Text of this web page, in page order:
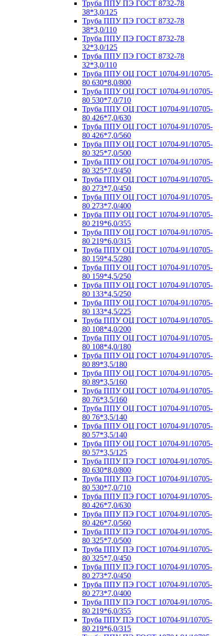
Труба ППУ ПЭ ГОСТ 8732-78
38*3,0/125
Труба ППУ ПЭ ГОСТ 8732-78
38*3,0/110
Труба ППУ ПЭ ГОСТ 8732-78
32*3,0/125
Труба ППУ ПЭ ГОСТ 8732-78
32*3,0/110
Труба ППУ ОЦ ГОСТ 10704-91/10705-
80 630*8,0/800
Труба ППУ ОЦ ГОСТ 10704-91/10705-
80 530*7,0/710
Труба ППУ ОЦ ГОСТ 10704-91/10705-
80 426*7,0/630
Труба ППУ ОЦ ГОСТ 10704-91/10705-
80 426*7,0/560
Труба ППУ ОЦ ГОСТ 10704-91/10705-
80 325*7,0/500
Труба ППУ ОЦ ГОСТ 10704-91/10705-
80 325*7,0/450
Труба ППУ ОЦ ГОСТ 10704-91/10705-
80 273*7,0/450
Труба ППУ ОЦ ГОСТ 10704-91/10705-
80 273*7,0/400
Труба ППУ ОЦ ГОСТ 10704-91/10705-
80 219*6,0/355
Труба ППУ ОЦ ГОСТ 10704-91/10705-
80 219*6,0/315
Труба ППУ ОЦ ГОСТ 10704-91/10705-
80 159*4,5/280
Труба ППУ ОЦ ГОСТ 10704-91/10705-
80 159*4,5/250
Труба ППУ ОЦ ГОСТ 10704-91/10705-
80 133*4,5/250
Труба ППУ ОЦ ГОСТ 10704-91/10705-
80 133*4,5/225
Труба ППУ ОЦ ГОСТ 10704-91/10705-
80 108*4,0/200
Труба ППУ ОЦ ГОСТ 10704-91/10705-
80 108*4,0/180
Труба ППУ ОЦ ГОСТ 10704-91/10705-
80 89*3,5/180
Труба ППУ ОЦ ГОСТ 10704-91/10705-
80 89*3,5/160
Труба ППУ ОЦ ГОСТ 10704-91/10705-
80 76*3,5/160
Труба ППУ ОЦ ГОСТ 10704-91/10705-
80 76*3,5/140
Труба ППУ ОЦ ГОСТ 10704-91/10705-
80 57*3,5/140
Труба ППУ ОЦ ГОСТ 10704-91/10705-
80 57*3,5/125
Труба ППУ ПЭ ГОСТ 10704-91/10705-
80 630*8,0/800
Труба ППУ ПЭ ГОСТ 10704-91/10705-
80 530*7,0/710
Труба ППУ ПЭ ГОСТ 10704-91/10705-
80 426*7,0/630
Труба ППУ ПЭ ГОСТ 10704-91/10705-
80 426*7,0/560
Труба ППУ ПЭ ГОСТ 10704-91/10705-
80 325*7,0/500
Труба ППУ ПЭ ГОСТ 10704-91/10705-
80 325*7,0/450
Труба ППУ ПЭ ГОСТ 10704-91/10705-
80 273*7,0/450
Труба ППУ ПЭ ГОСТ 10704-91/10705-
80 273*7,0/400
Труба ППУ ПЭ ГОСТ 10704-91/10705-
80 219*6,0/355
Труба ППУ ПЭ ГОСТ 10704-91/10705-
80 219*6,0/315